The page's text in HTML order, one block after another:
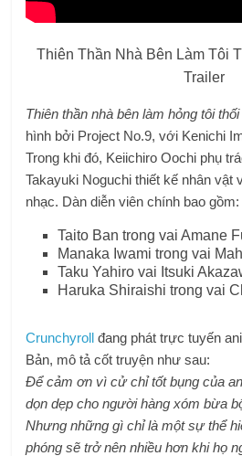
Thiên Thần Nhà Bên Làm Tôi
Trailer
Thiên thần nhà bên làm hỏng tôi
hình bởi Project No.9, với Kenichi
Trong khi đó, Keiichiro Oochi phụ
Takayuki Noguchi thiết kế nhân vật
nhạc. Dàn diễn viên chính bao gồm:
Taito Ban trong vai Amane
Manaka Iwami trong vai
Taku Yahiro vai Itsuki
Haruka Shiraishi trong vai
Crunchyroll đang phát trực tuyến
Bản, mô tả cốt truyện như sau:
Để cảm ơn vì cử chỉ tốt bụng của
dọn dẹp cho người hàng xóm bừa
Nhưng những gì chỉ là một sự thể
phóng sẽ trở nên nhiều hơn khi họ